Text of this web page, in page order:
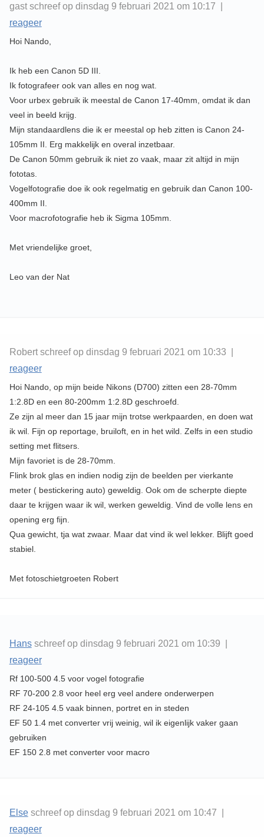
gast schreef op dinsdag 9 februari 2021 om 10:17 |
reageer
Hoi Nando,
Ik heb een Canon 5D III.
Ik fotografeer ook van alles en nog wat.
Voor urbex gebruik ik meestal de Canon 17-40mm, omdat ik dan
veel in beeld krijg.
Mijn standaardlens die ik er meestal op heb zitten is Canon 24-
105mm II. Erg makkelijk en overal inzetbaar.
De Canon 50mm gebruik ik niet zo vaak, maar zit altijd in mijn
fototas.
Vogelfotografie doe ik ook regelmatig en gebruik dan Canon 100-
400mm II.
Voor macrofotografie heb ik Sigma 105mm.
Met vriendelijke groet,
Leo van der Nat
Robert schreef op dinsdag 9 februari 2021 om 10:33 |
reageer
Hoi Nando, op mijn beide Nikons (D700) zitten een 28-70mm
1:2.8D en een 80-200mm 1:2.8D geschroefd.
Ze zijn al meer dan 15 jaar mijn trotse werkpaarden, en doen wat
ik wil. Fijn op reportage, bruiloft, en in het wild. Zelfs in een studio
setting met flitsers.
Mijn favoriet is de 28-70mm.
Flink brok glas en indien nodig zijn de beelden per vierkante
meter ( bestickering auto) geweldig. Ook om de scherpte diepte
daar te krijgen waar ik wil, werken geweldig. Vind de volle lens en
opening erg fijn.
Qua gewicht, tja wat zwaar. Maar dat vind ik wel lekker. Blijft goed
stabiel.
Met fotoschietgroeten Robert
Hansschreef op dinsdag 9 februari 2021 om 10:39 |
reageer
Rf 100-500 4.5 voor vogel fotografie
RF 70-200 2.8 voor heel erg veel andere onderwerpen
RF 24-105 4.5 vaak binnen, portret en in steden
EF 50 1.4 met converter vrij weinig, wil ik eigenlijk vaker gaan
gebruiken
EF 150 2.8 met converter voor macro
Elseschreef op dinsdag 9 februari 2021 om 10:47 |
reageer